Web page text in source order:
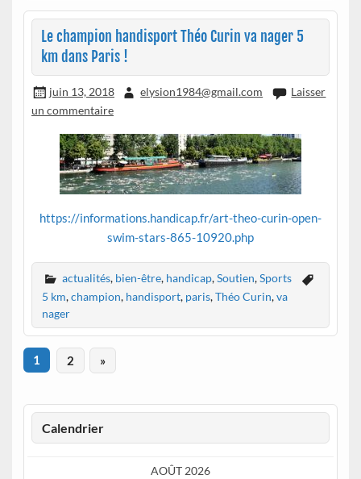
Le champion handisport Théo Curin va nager 5
km dans Paris !
juin 13, 2018 elysion1984@gmail.com
Laisser
un commentaire
https://informations.handicap.fr/art-theo-curin-open-
swim-stars-865-10920.php
actualités, bien-être, handicap,Soutien,Sports
5 km,champion, handisport, paris,Théo Curin,va
nager
1 2 »
Calendrier
AOÛT 2026